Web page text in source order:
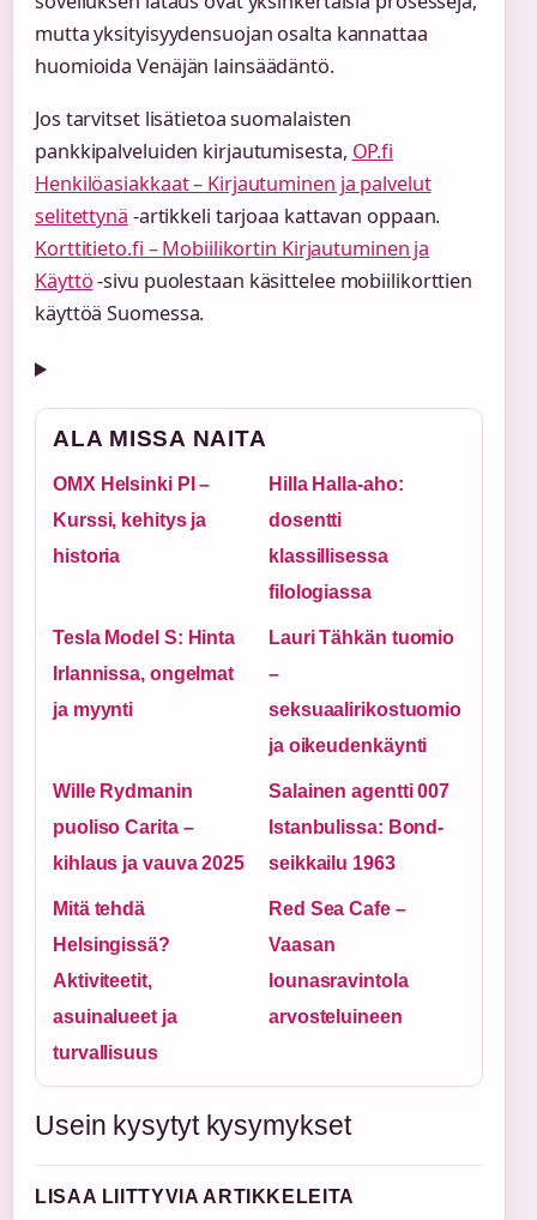
mutta yksityisyydensuojan osalta kannattaa
huomioida Venäjän lainsäädäntö.
Jos tarvitset lisätietoa suomalaisten
pankkipalveluiden kirjautumisesta, OP.fi
Henkilöasiakkaat – Kirjautuminen ja palvelut
selitettynä -artikkeli tarjoaa kattavan oppaan.
Korttitieto.fi – Mobiilikortin Kirjautuminen ja
Käyttö-sivu puolestaan käsittelee mobiilikorttien
käyttöä Suomessa.
ALA MISSA NAITA
OMX Helsinki PI –
Kurssi, kehitys ja
historia
Hilla Halla-aho:
dosentti
klassillisessa
filologiassa
Tesla Model S: Hinta
Irlannissa, ongelmat
ja myynti
Lauri Tähkän tuomio
–
seksuaalirikostuomio
ja oikeudenkäynti
Wille Rydmanin
puoliso Carita –
kihlaus ja vauva 2025
Salainen agentti 007
Istanbulissa: Bond-
seikkailu 1963
Mitä tehdä
Helsingissä?
Aktiviteetit,
asuinalueet ja
turvallisuus
Red Sea Cafe –
Vaasan
lounasravintola
arvosteluineen
Usein kysytyt kysymykset
LISAA LIITTYVIA ARTIKKELEITA